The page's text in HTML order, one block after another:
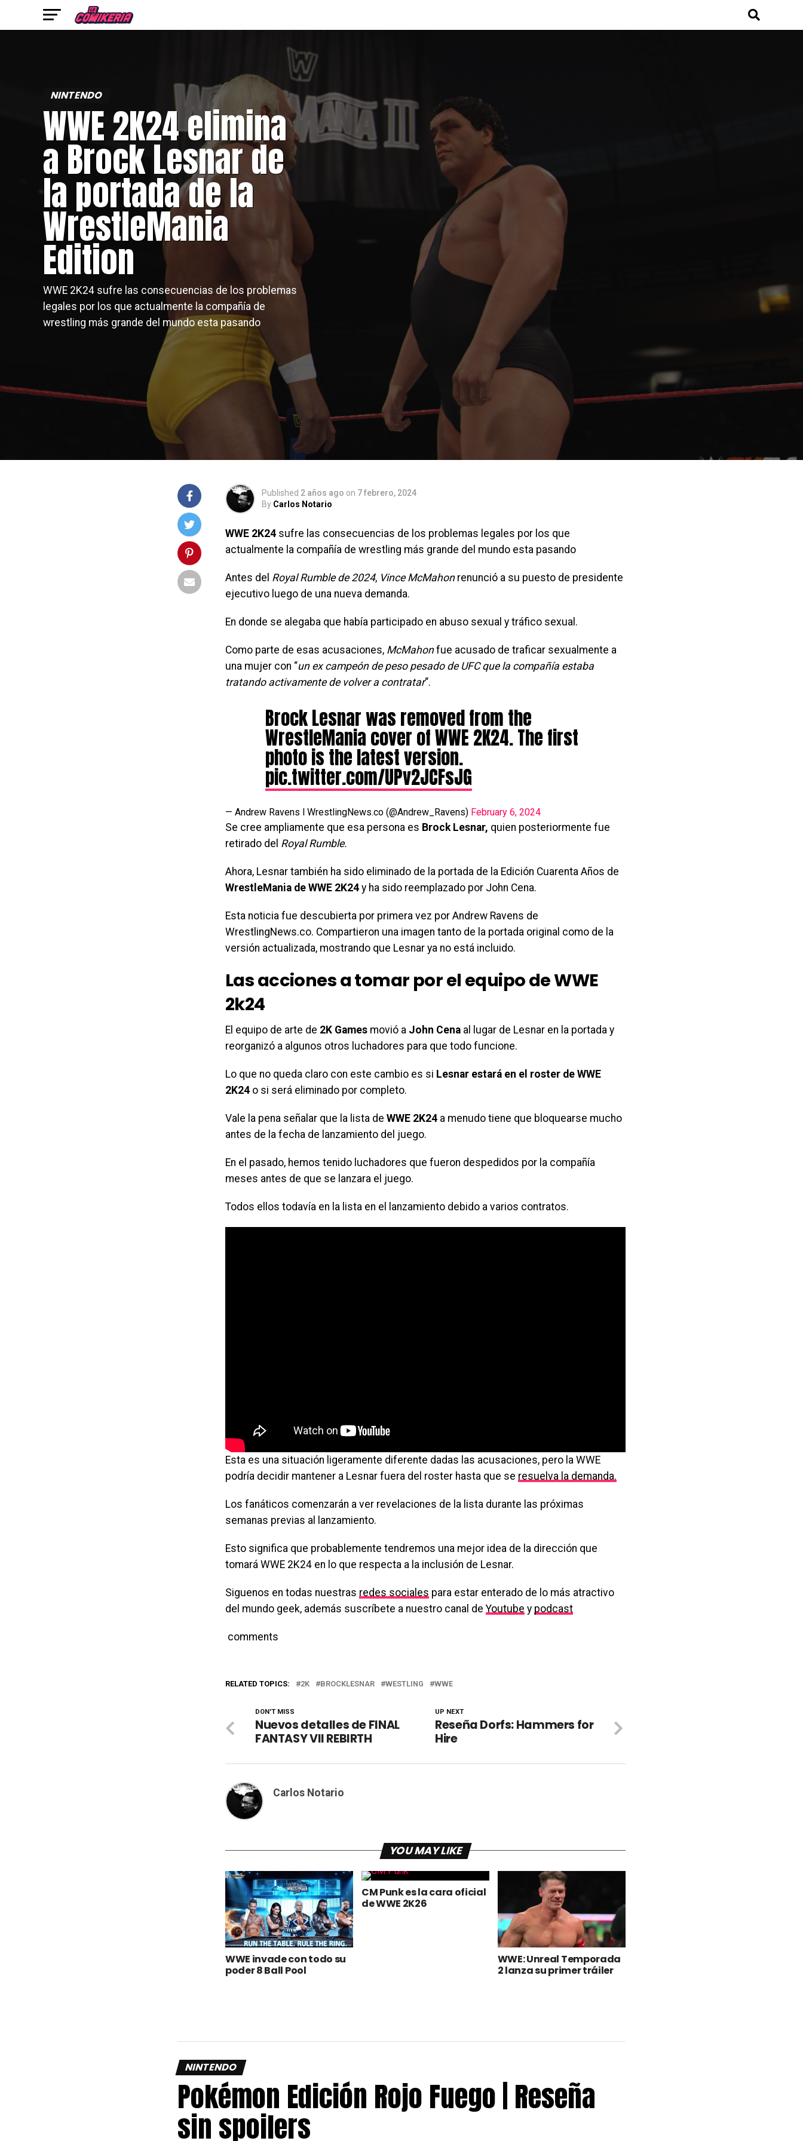
NINTENDO
WWE 2K24 elimina
a Brock Lesnar de
la portada de la
WrestleMania
Edition
WWE 2K24 sufre las consecuencias de los problemas
legales por los que actualmente la compañía de
wrestling más grande del mundo esta pasando
Published 2 años ago on 7 febrero, 2024
By Carlos Notario
WWE 2K24 sufre las consecuencias de los problemas legales por los que
actualmente la compañía de wrestling más grande del mundo esta pasando
Antes del Royal Rumble de 2024, Vince McMahon renunció a su puesto de presidente
ejecutivo luego de una nueva demanda.
En donde se alegaba que había participado en abuso sexual y tráfico sexual.
Como parte de esas acusaciones, McMahonfue acusado de traficar sexualmente a
una mujer con “un ex campeón de peso pesado de UFC que la compañía estaba
tratando activamente de volver a contratar“.
Brock Lesnar was removed from the
WrestleMania cover of WWE 2K24. The first
photo is the latest version.
pic.twitter.com/UPv2JCFsJG
— Andrew Ravens l WrestlingNews.co (@Andrew_Ravens) February 6, 2024
Se cree ampliamente que esa persona es Brock Lesnar, quien posteriormente fue
retirado del Royal Rumble.
Ahora, Lesnar también ha sido eliminado de la portada de la Edición Cuarenta Años de
WrestleMania de WWE 2K24 y ha sido reemplazado por John Cena.
Esta noticia fue descubierta por primera vez por Andrew Ravens de
WrestlingNews.co. Compartieron una imagen tanto de la portada original como de la
versión actualizada, mostrando que Lesnar ya no está incluido.
Las acciones a tomar por el equipo de WWE
2k24
El equipo de arte de 2K Games movió a John Cena al lugar de Lesnar en la portada y
reorganizó a algunos otros luchadores para que todo funcione.
Lo que no queda claro con este cambio es si Lesnar estará en el roster de WWE
2K24 o si será eliminado por completo.
Vale la pena señalar que la lista de WWE 2K24 a menudo tiene que bloquearse mucho
antes de la fecha de lanzamiento del juego.
En el pasado, hemos tenido luchadores que fueron despedidos por la compañía
meses antes de que se lanzara el juego.
Todos ellos todavía en la lista en el lanzamiento debido a varios contratos.
Esta es una situación ligeramente diferente dadas las acusaciones, pero la WWE
podría decidir mantener a Lesnar fuera del roster hasta que se resuelva la demanda.
Los fanáticos comenzarán a ver revelaciones de la lista durante las próximas
semanas previas al lanzamiento.
Esto significa que probablemente tendremos una mejor idea de la dirección que
tomará WWE 2K24 en lo que respecta a la inclusión de Lesnar.
Siguenos en todas nuestras redes sociales para estar enterado de lo más atractivo
del mundo geek, además suscríbete a nuestro canal deYoutube y podcast
comments
RELATED TOPICS: 2K BROCKLESNAR WESTLING WWE
UP NEXT
Reseña Dorfs: Hammers for
Hire
DON'T MISS
Nuevos detalles de FINAL
FANTASY VII REBIRTH
Carlos Notario
YOU MAY LIKE
WWE invade con todo su
poder 8 Ball Pool
CM Punk es la cara oficial
de WWE 2K26
WWE: Unreal Temporada
2 lanza su primer tráiler
NINTENDO
Pokémon Edición Rojo Fuego | Reseña
sin spoilers